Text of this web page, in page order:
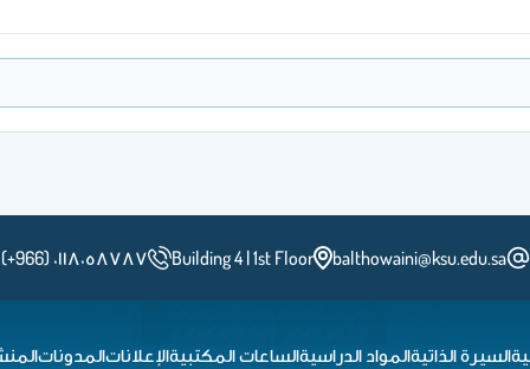
balthowaini@ksu.edu.sa
Building 4 | 1st Floor (+966) ٠١١٨٠٥٨٧٨٧
السيرة الذاتيةالمواد الدراسيةالساعات المكتبيةالإعلاناتالمدونات